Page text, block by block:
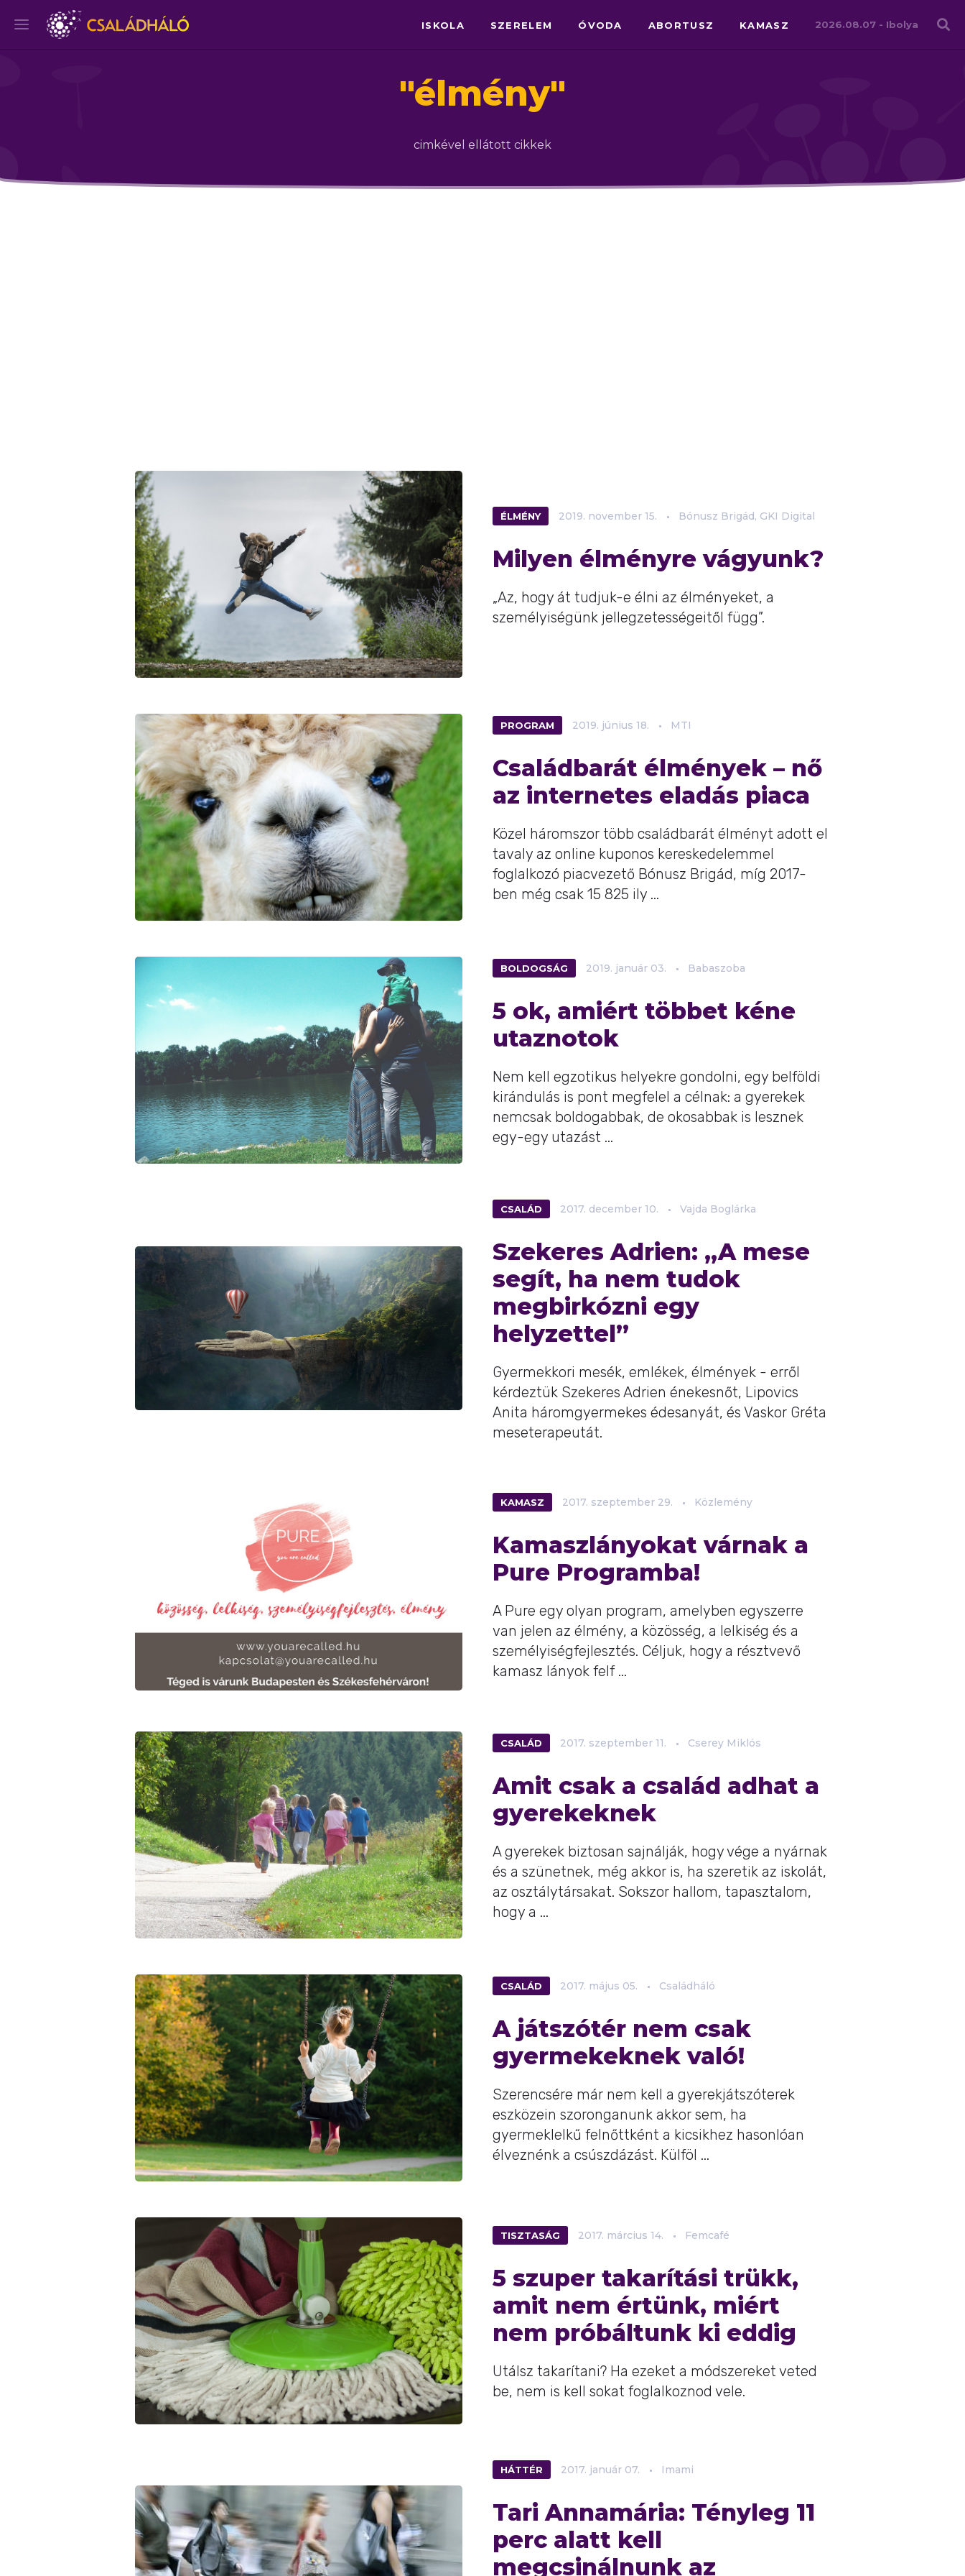
ISKOLA SZERELEM ÓVODA ABORTUSZ KAMASZ 2026.08.07 - Ibolya
"élmény"
cimkével ellátott cikkek
ÉLMÉNY 2019. november 15. Bónusz Brigád, GKI Digital
Milyen élményre vágyunk?
„Az, hogy át tudjuk-e élni az élményeket, a
személyiségünk jellegzetességeitől függ”.
PROGRAM 2019. június 18. MTI
Családbarát élmények – nő
az internetes eladás piaca
Közel háromszor több családbarát élményt adott el
tavaly az online kuponos kereskedelemmel
foglalkozó piacvezető Bónusz Brigád, míg 2017-
ben még csak 15 825 ily ...
BOLDOGSÁG 2019. január 03. Babaszoba
5 ok, amiért többet kéne
utaznotok
Nem kell egzotikus helyekre gondolni, egy belföldi
kirándulás is pont megfelel a célnak: a gyerekek
nemcsak boldogabbak, de okosabbak is lesznek
egy-egy utazást ...
CSALÁD 2017. december 10. Vajda Boglárka
Szekeres Adrien: „A mese
segít, ha nem tudok
megbirkózni egy
helyzettel”
Gyermekkori mesék, emlékek, élmények - erről
kérdeztük Szekeres Adrien énekesnőt, Lipovics
Anita háromgyermekes édesanyát, és Vaskor Gréta
meseterapeutát.
KAMASZ 2017. szeptember 29. Közlemény
Kamaszlányokat várnak a
Pure Programba!
A Pure egy olyan program, amelyben egyszerre
van jelen az élmény, a közösség, a lelkiség és a
személyiségfejlesztés. Céljuk, hogy a résztvevő
kamasz lányok felf ...
CSALÁD 2017. szeptember 11. Cserey Miklós
Amit csak a család adhat a
gyerekeknek
A gyerekek biztosan sajnálják, hogy vége a nyárnak
és a szünetnek, még akkor is, ha szeretik az iskolát,
az osztálytársakat. Sokszor hallom, tapasztalom,
hogy a ...
CSALÁD 2017. május 05. Családháló
A játszótér nem csak
gyermekeknek való!
Szerencsére már nem kell a gyerekjátszóterek
eszközein szoronganunk akkor sem, ha
gyermeklelkű felnőttként a kicsikhez hasonlóan
élveznénk a csúszdázást. Külföl ...
TISZTASÁG 2017. március 14. Femcafé
5 szuper takarítási trükk,
amit nem értünk, miért
nem próbáltunk ki eddig
Utálsz takarítani? Ha ezeket a módszereket veted
be, nem is kell sokat foglalkoznod vele.
HÁTTÉR 2017. január 07. Imami
Tari Annamária: Tényleg 11
perc alatt kell
megcsinálnunk az